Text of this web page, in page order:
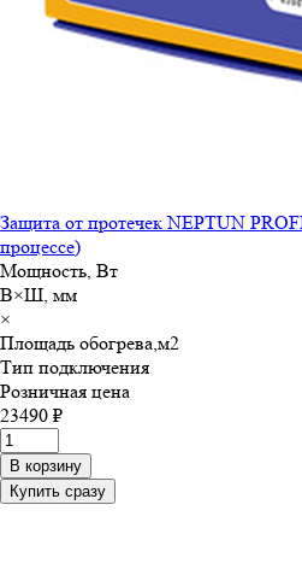
Защита от протечек NEPTUN
процессе)
Мощность, Вт
В×Ш, мм
×
Площадь обогрева,м2
Тип подключения
Розничная цена
23490 ₽
В корзину
Купить сразу